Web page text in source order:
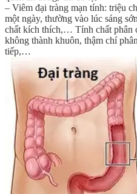
– Viêm đại tràng mạn tính: triệu
một ngày, thường vào lúc sáng
chất kích thích,… Tính chất phân
không thành khuôn, thậm chí
tiếp,…